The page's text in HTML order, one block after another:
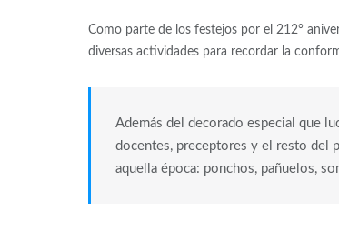
Como parte de los festejos por el 212°
diversas actividades para recordar la
Además del decorado especial que
docentes, preceptores y el resto del
aquella época: ponchos, pañuelos,